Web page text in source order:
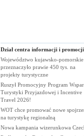
Dział centra informacji i
Województwo kujawsko-pomorskie
przeznaczyło prawie 450 tys. na
projekty turystyczne
Ruszył Promocyjny Program
Turystyki Przyjazdowej i Incentive
Travel 2026!
WOT chce promować nowe
na turystykę regionalną
Nowa kampania wizerunkowa